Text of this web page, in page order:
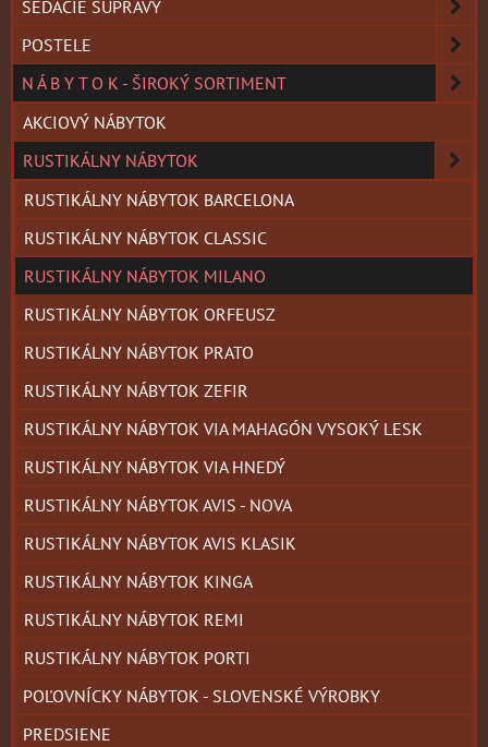
SEDACIE SÚPRAVY
POSTELE
N Á B Y T O K - ŠIROKÝ SORTIMENT
AKCIOVÝ NÁBYTOK
RUSTIKÁLNY NÁBYTOK
RUSTIKÁLNY NÁBYTOK BARCELONA
RUSTIKÁLNY NÁBYTOK CLASSIC
RUSTIKÁLNY NÁBYTOK MILANO
RUSTIKÁLNY NÁBYTOK ORFEUSZ
RUSTIKÁLNY NÁBYTOK PRATO
RUSTIKÁLNY NÁBYTOK ZEFIR
RUSTIKÁLNY NÁBYTOK VIA MAHAGÓN VYSOKÝ LESK
RUSTIKÁLNY NÁBYTOK VIA HNEDÝ
RUSTIKÁLNY NÁBYTOK AVIS - NOVA
RUSTIKÁLNY NÁBYTOK AVIS KLASIK
RUSTIKÁLNY NÁBYTOK KINGA
RUSTIKÁLNY NÁBYTOK REMI
RUSTIKÁLNY NÁBYTOK PORTI
POĽOVNÍCKY NÁBYTOK - SLOVENSKÉ VÝROBKY
PREDSIENE